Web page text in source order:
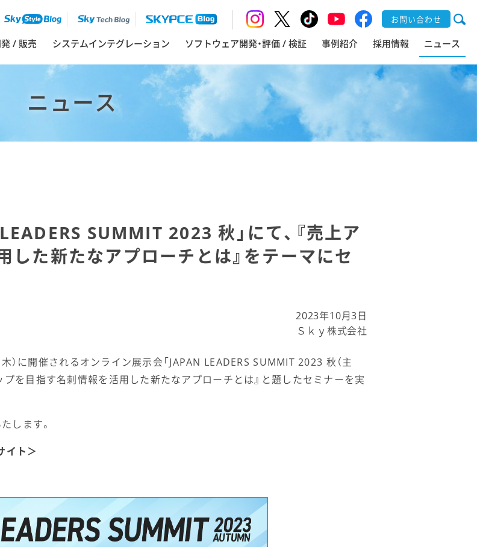
お問い合わせ
/ 販売 システムインテグレーション ソフトウェア開発・評価 / 検証 事例紹介 採用情報 ニュース
ニュース
SUMMIT 2023 秋」にて、『売上ア
した新たなアプローチとは』をテーマにセ
2023年10月3日
Ｓｋｙ株式会社
）に開催されるオンライン展示会「JAPAN LEADERS SUMMIT 2023 秋（主
プを目指す名刺情報を活用した新たなアプローチとは』と題したセミナーを実
します。
イト＞